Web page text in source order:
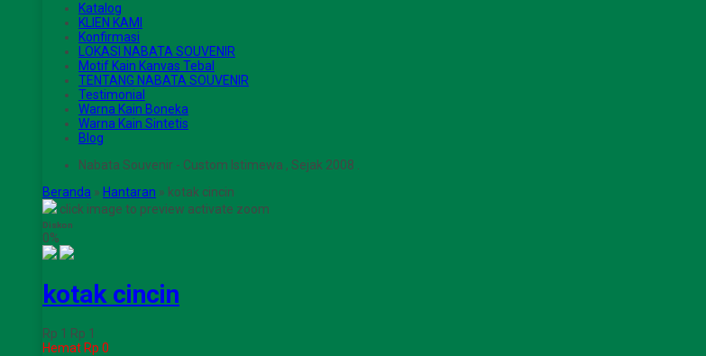
Katalog
KLIEN KAMI
Konfirmasi
LOKASI NABATA SOUVENIR
Motif Kain Kanvas Tebal
TENTANG NABATA SOUVENIR
Testimonial
Warna Kain Boneka
Warna Kain Sintetis
Blog
Nabata Souvenir - Custom Istimewa , Sejak 2008 .
Beranda » Hantaran » kotak cincin
click image to preview activate zoom
Diskon
0%
kotak cincin
Rp 1 Rp 1
Hemat Rp 0